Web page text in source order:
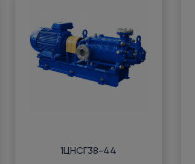
1ЦНСГ38-44